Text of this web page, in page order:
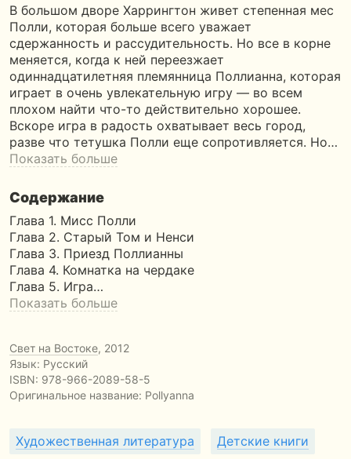
В большом дворе Харрингтон живет степенная мес
Полли, которая больше всего уважает
сдержанность и рассудительность. Но все в корне
меняется, когда к ней переезжает
одиннадцатилетняя племянница Поллианна, которая
играет в очень увлекательную игру — во всем
плохом найти что-то действительно хорошее.
Вскоре игра в радость охватывает весь город,
разве что тетушка Полли еще сопротивляется. Но…
Показать больше
Содержание
Глава 1. Мисс Полли
Глава 2. Старый Том и Ненси
Глава 3. Приезд Поллианны
Глава 4. Комнатка на чердаке
Глава 5. Игра…
Показать больше
Свет на Востоке, 2012
Язык: Русский
ISBN: 978-966-2089-58-5
Оригинальное название: Pollyanna
Художественная литература Детские книги